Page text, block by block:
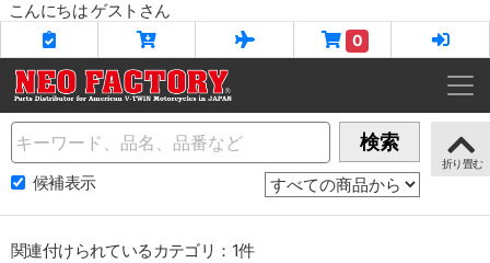
こんにちは ゲストさん
0
Name 検索
候補表示
関連付けられているカテゴリ：1件